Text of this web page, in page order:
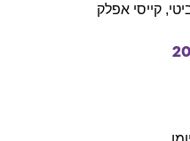
, קייסי אפלק